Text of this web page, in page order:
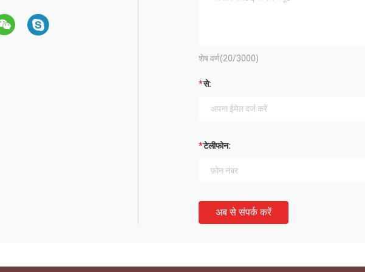
शेष वर्ण(20/3000)
से:
टेलीफोन:
अब से संपर्क करें